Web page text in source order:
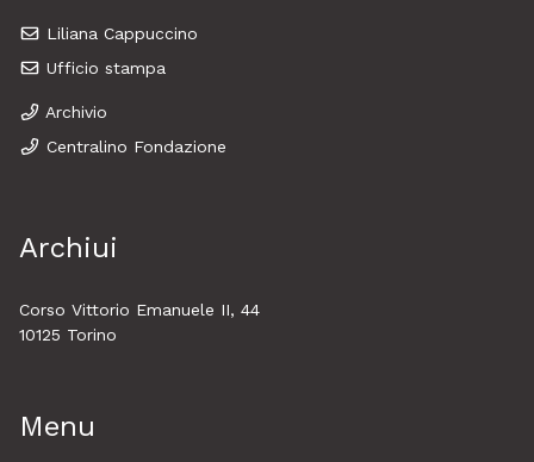
Liliana Cappuccino
Ufficio stampa
Archivio
Centralino Fondazione
Archiui
Corso Vittorio Emanuele II, 44
10125 Torino
Menu